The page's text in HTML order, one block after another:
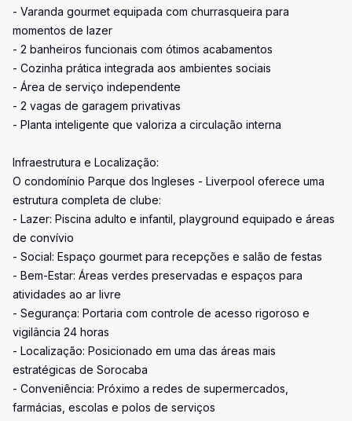
- Varanda gourmet equipada com churrasqueira para
momentos de lazer
- 2 banheiros funcionais com ótimos acabamentos
- Cozinha prática integrada aos ambientes sociais
- Área de serviço independente
- 2 vagas de garagem privativas
- Planta inteligente que valoriza a circulação interna
Infraestrutura e Localização:
O condomínio Parque dos Ingleses - Liverpool oferece uma
estrutura completa de clube:
- Lazer: Piscina adulto e infantil, playground equipado e áreas
de convívio
- Social: Espaço gourmet para recepções e salão de festas
- Bem-Estar: Áreas verdes preservadas e espaços para
atividades ao ar livre
- Segurança: Portaria com controle de acesso rigoroso e
vigilância 24 horas
- Localização: Posicionado em uma das áreas mais
estratégicas de Sorocaba
- Conveniência: Próximo a redes de supermercados,
farmácias, escolas e polos de serviços